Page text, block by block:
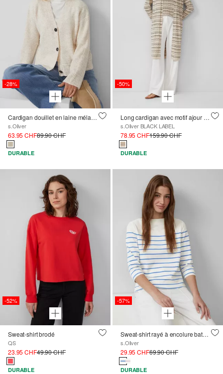
-28%
Cardigan douillet en laine mélangée et tricot structuré
s.Oliver
63.95 CHF89.90 CHF
DURABLE
-50%
Long cardigan avec motif ajour et fil pailleté
s.Oliver BLACK LABEL
78.95 CHF159.90 CHF
DURABLE
-52%
Sweat-shirt brodé
QS
23.95 CHF49.90 CHF
DURABLE
-57%
Sweat-shirt rayé à encolure bateau
s.Oliver
29.95 CHF69.90 CHF
DURABLE